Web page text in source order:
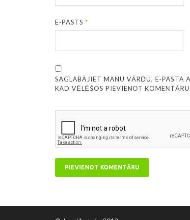
E-PASTS*
SAGLABĀJIET MANU VĀRDU, E-PASTA
KAD VĒLĒŠOS PIEVIENOT KOMENTĀRU.